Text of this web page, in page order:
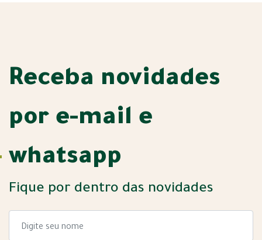
Receba novidades
por e-mail e
whatsapp
Fique por dentro das novidades